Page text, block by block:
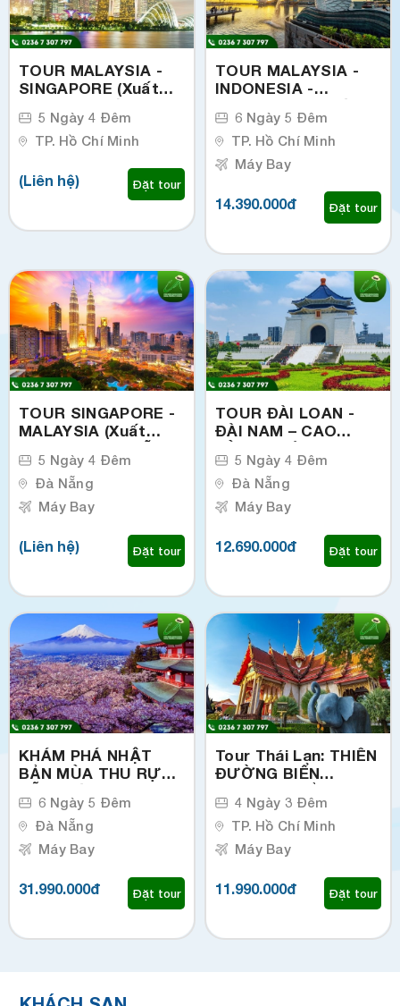
TOUR MALAYSIA -
SINGAPORE (Xuất
Minh)5 Ngày 4 Đêm
TP. Hồ Chí Minh
(Liên hệ) Đặt tour
TOUR MALAYSIA -
INDONESIA -
phát từ TP.Hồ Chí
Minh)
6 Ngày 5 Đêm
TP. Hồ Chí Minh
Máy Bay
14.390.000đ Đặt tour
TOUR SINGAPORE -
MALAYSIA (Xuất
5 Ngày 4 Đêm
Đà Nẵng
Máy Bay
(Liên hệ) Đặt tour
TOUR ĐÀI LOAN -
ĐÀI NAM – CAO
ĐÀI BẮC (Xuất phát
từ TP.Đà Nẵng)
5 Ngày 4 Đêm
Đà Nẵng
Máy Bay
12.690.000đ Đặt tour
KHÁM PHÁ NHẬT
BẢN MÙA THU RỰC
TP.Đà Nẵng)
6 Ngày 5 Đêm
Đà Nẵng
Máy Bay
31.990.000đ Đặt tour
Tour Thái Lan: THIÊN
ĐƯỜNG BIỂN
PHI (Xuất phát từ TP
HCM)
4 Ngày 3 Đêm
TP. Hồ Chí Minh
Máy Bay
11.990.000đ Đặt tour